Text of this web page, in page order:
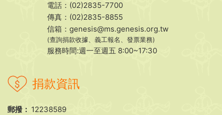
電話：(02)2835-7700
傳真：(02)2835-8855
信箱： genesis@ms.genesis.org.tw
(查詢捐款收據、義工報名、發票業務)
服務時間:週一至週五 8:00~17:30
捐款資訊
郵撥： 12238589